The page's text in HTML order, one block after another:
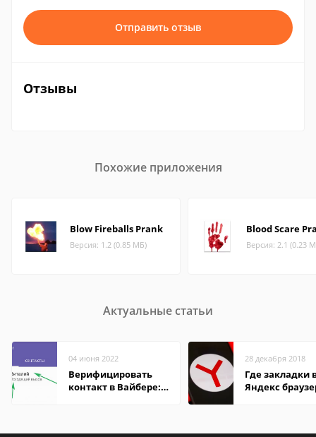
Отправить отзыв
Отзывы
Похожие приложения
Blow Fireballs Prank
Версия: 1.2 (0.85 МБ)
Blood Scare
Версия: 2.1 (0.23
Актуальные статьи
04 июня 2022
Верифицировать
контакт в Вайбере:
28 декабря 2018
Где закладки
Яндекс